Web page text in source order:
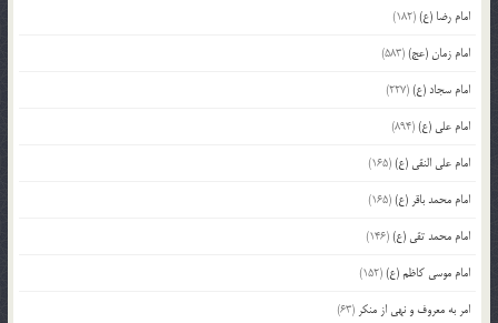
امام رضا (ع)(182)
امام زمان (عج)(583)
امام سجاد (ع)(227)
امام علی (ع)(894)
امام علی النقی (ع)(165)
امام محمد باقر (ع)(165)
امام محمد تقی (ع)(146)
امام موسی کاظم (ع)(152)
امر به معروف و نهی از منکر (63)